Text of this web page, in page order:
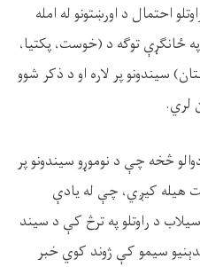
احتمال د اورښتونو له امله
په ځانګړې توګه د (خوست، پکتیا،
سیندونو پر لاره او د ذکر شوو
لري.
څخه چې د نوموړو سیندونو پر
هیله کیږي، چې له یادې
د راوتلو په ترڅ کې د سیند
سیمو کې ژوند کوي خبر